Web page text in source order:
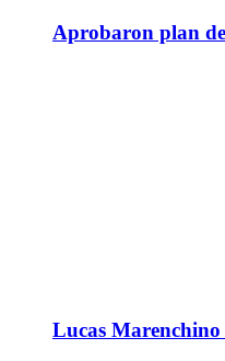
Aprobaron plan
Lucas Marenchino